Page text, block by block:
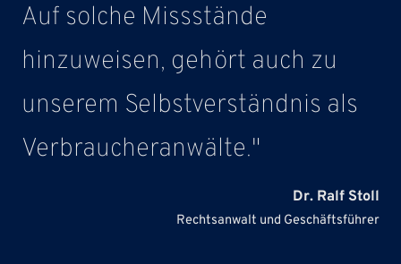
Auf solche Missstände
hinzuweisen, gehört auch zu
unserem Selbstverständnis als
Verbraucheranwälte."
Dr. Ralf Stoll
Rechtsanwalt und Geschäftsführer